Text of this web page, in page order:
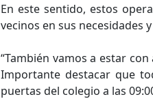
En este sentido, estos
vecinos en sus necesidades
“También vamos a estar
Importante destacar que
puertas del colegio a las